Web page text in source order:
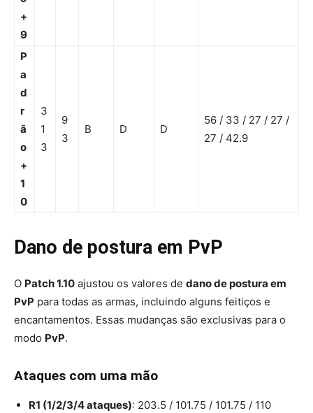
+
9
P
a
d
r
ã
o
+
1
0
3
1
3
9
3
B D D
56 / 33 / 27 / 27 /
27 / 42.9
Dano de postura em PvP
O Patch 1.10 ajustou os valores de dano de postura em
PvP para todas as armas, incluindo alguns feitiços e
encantamentos. Essas mudanças são exclusivas para o
modo PvP.
Ataques com uma mão
R1 (1/2/3/4 ataques): 203.5 / 101.75 / 101.75 / 110